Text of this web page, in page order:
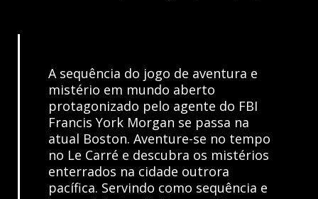
A sequência do jogo de aventura e
mistério em mundo aberto
protagonizado pelo agente do FBI
Francis York Morgan se passa na
atual Boston. Aventure-se no tempo
no Le Carré e descubra os mistérios
enterrados na cidade outrora
pacífica. Servindo como sequência e